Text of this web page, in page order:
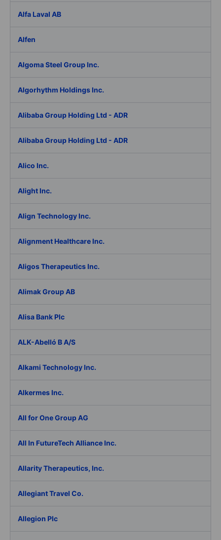
Alfa Laval AB
Alfen
Algoma Steel Group Inc.
Algorhythm Holdings Inc.
Alibaba Group Holding Ltd - ADR
Alibaba Group Holding Ltd - ADR
Alico Inc.
Alight Inc.
Align Technology Inc.
Alignment Healthcare Inc.
Aligos Therapeutics Inc.
Alimak Group AB
Alisa Bank Plc
ALK-Abelló B A/S
Alkami Technology Inc.
Alkermes Inc.
All for One Group AG
All In FutureTech Alliance Inc.
Allarity Therapeutics, Inc.
Allegiant Travel Co.
Allegion Plc